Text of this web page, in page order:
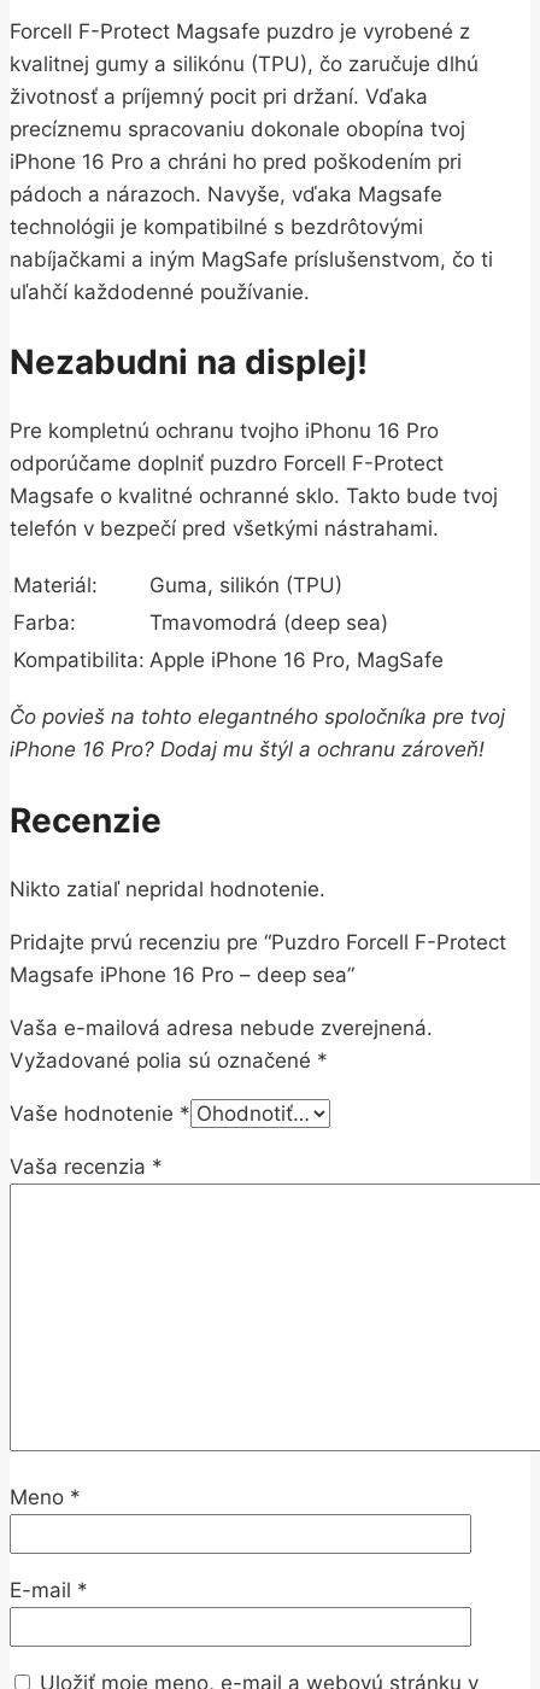
Forcell F-Protect Magsafe puzdro je vyrobené z
kvalitnej gumy a silikónu (TPU), čo zaručuje dlhú
životnosť a príjemný pocit pri držaní. Vďaka
precíznemu spracovaniu dokonale obopína tvoj
iPhone 16 Pro a chráni ho pred poškodením pri
pádoch a nárazoch. Navyše, vďaka Magsafe
technológii je kompatibilné s bezdrôtovými
nabíjačkami a iným MagSafe príslušenstvom, čo ti
uľahčí každodenné používanie.
Nezabudni na displej!
Pre kompletnú ochranu tvojho iPhonu 16 Pro
odporúčame doplniť puzdro Forcell F-Protect
Magsafe o kvalitné ochranné sklo. Takto bude tvoj
telefón v bezpečí pred všetkými nástrahami.
Materiál:
Guma, silikón (TPU)
Farba:
Tmavomodrá (deep sea)
Kompatibilita: Apple iPhone 16 Pro, MagSafe
Čo povieš na tohto elegantného spoločníka pre tvoj
iPhone 16 Pro? Dodaj mu štýl a ochranu zároveň!
Recenzie
Nikto zatiaľ nepridal hodnotenie.
Pridajte prvú recenziu pre “Puzdro Forcell F-Protect
Magsafe iPhone 16 Pro – deep sea”
Vaša e-mailová adresa nebude zverejnená.
Vyžadované polia sú označené *
Vaše hodnotenie *
Vaša recenzia *
Meno *
E-mail *
Uložiť moje meno, e-mail a webovú stránku v